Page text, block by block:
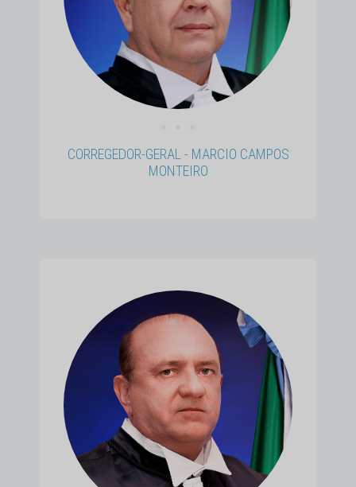
CORREGEDOR-GERAL - MARCIO CAMPOS
MONTEIRO